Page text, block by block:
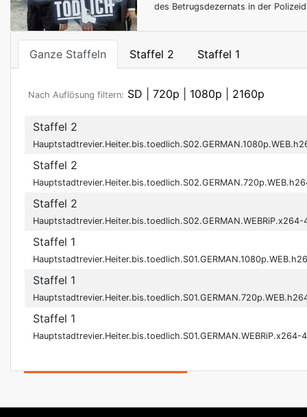
des Betrugsdezernats in der
Ganze Staffeln Staffel 2 Staffel 1
Nach Auflösung filtern: SD 720p 1080p 2160p
Staffel 2
Staffel 2
Staffel 2
Hauptstadtrevier.Heiter.bis.toedlich.S02.GERMAN.WEBRiP.x264-
Staffel 1
Staffel 1
Staffel 1
Hauptstadtrevier.Heiter.bis.toedlich.S01.GERMAN.WEBRiP.x264-